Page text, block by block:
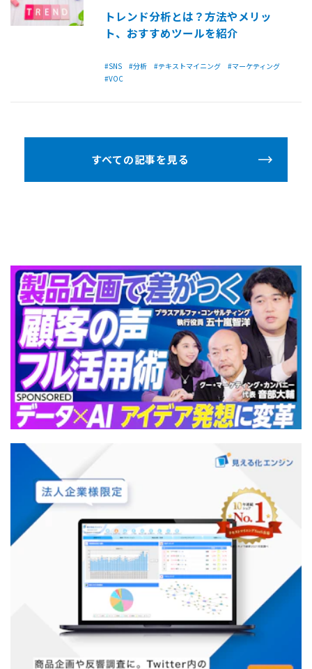
トレンド分析とは？方法やメリッ
ト、おすすめツールを紹介
#SNS #分析 #テキストマイニング
#マーケティング
#VOC
すべての記事を見る